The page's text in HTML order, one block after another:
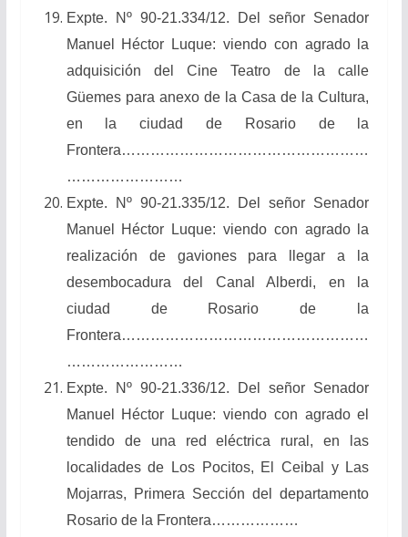
Expte. Nº 90-21.334/12. Del señor Senador
Manuel Héctor Luque: viendo con agrado la
adquisición del Cine Teatro de la calle
Güemes para anexo de la Casa de la Cultura,
en la ciudad de Rosario de la
Frontera……………………………………………
……………………
Expte. Nº 90-21.335/12. Del señor Senador
Manuel Héctor Luque: viendo con agrado la
realización de gaviones para llegar a la
desembocadura del Canal Alberdi, en la
ciudad de Rosario de la
Frontera……………………………………………
……………………
Expte. Nº 90-21.336/12. Del señor Senador
Manuel Héctor Luque: viendo con agrado el
tendido de una red eléctrica rural, en las
localidades de Los Pocitos, El Ceibal y Las
Mojarras, Primera Sección del departamento
Rosario de la Frontera………………